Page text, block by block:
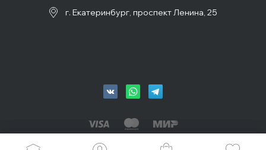
г. Екатеринбург, проспект Ленина, 25